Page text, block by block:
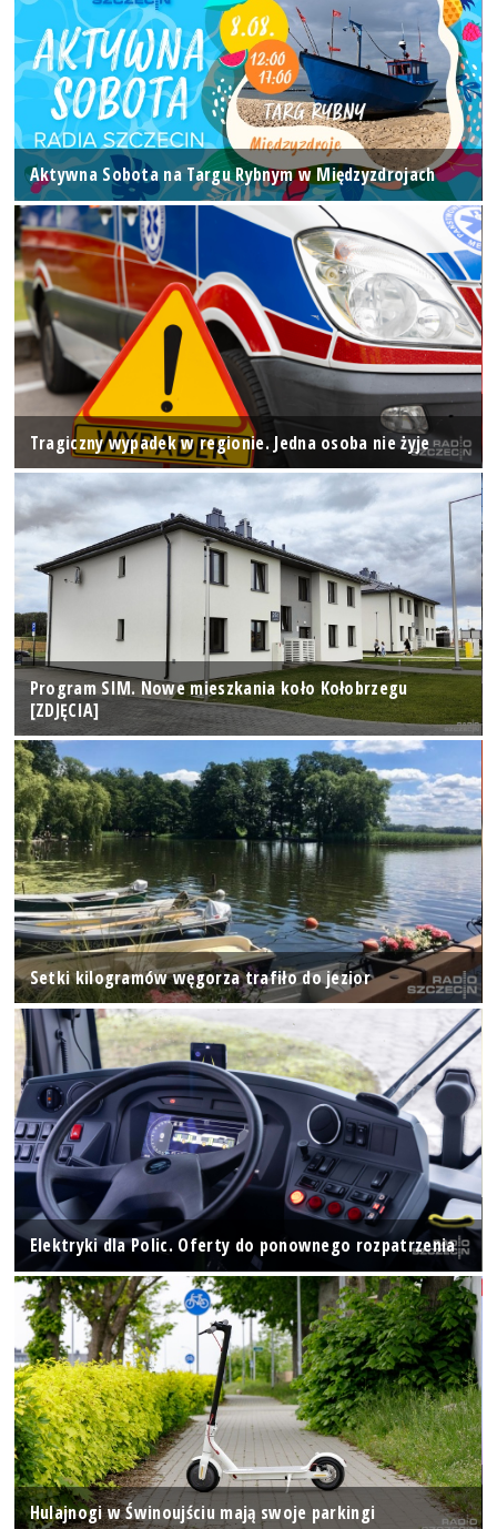
Aktywna Sobota na Targu Rybnym w Międzyzdrojach
Tragiczny wypadek w regionie. Jedna osoba nie żyje
Program SIM. Nowe mieszkania koło Kołobrzegu
[ZDJĘCIA]
Setki kilogramów węgorza trafiło do jezior
Elektryki dla Polic. Oferty do ponownego rozpatrzenia
Hulajnogi w Świnoujściu mają swoje parkingi